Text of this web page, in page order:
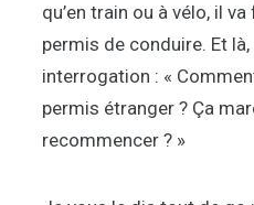
qu’en train ou à vélo, il
permis de conduire. Et
interrogation : «
permis étranger ? Ça
recommencer ? »